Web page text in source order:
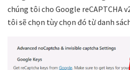
chúng tôi cho Google reCAPTCHA
tôi sẽ chọn tùy chọn đó từ danh